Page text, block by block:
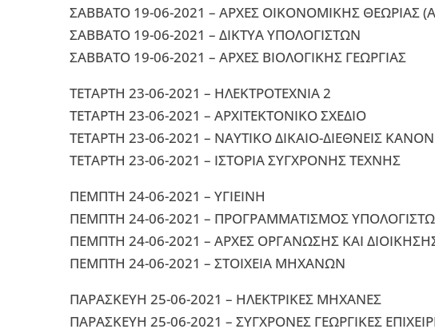
ΣΑΒΒΑΤΟ 19-06-2021 – ΑΡΧΕΣ ΟΙΚΟΝΟΜΙΚΗΣ ΘΕΩΡΙΑΣ
ΣΑΒΒΑΤΟ 19-06-2021 – ΔΙΚΤΥΑ ΥΠΟΛΟΓΙΣΤΩΝ
ΣΑΒΒΑΤΟ 19-06-2021 – ΑΡΧΕΣ ΒΙΟΛΟΓΙΚΗΣ ΓΕΩΡΓΙΑΣ
ΤΕΤΑΡΤΗ 23-06-2021 – ΗΛΕΚΤΡΟΤΕΧΝΙΑ 2
ΤΕΤΑΡΤΗ 23-06-2021 – ΑΡΧΙΤΕΚΤΟΝΙΚΟ ΣΧΕΔΙΟ
ΤΕΤΑΡΤΗ 23-06-2021 – ΝΑΥΤΙΚΟ ΔΙΚΑΙΟ-ΔΙΕΘΝΕΙΣ
ΤΕΤΑΡΤΗ 23-06-2021 – ΙΣΤΟΡΙΑ ΣΥΓΧΡΟΝΗΣ ΤΕΧΝΗΣ
ΠΕΜΠΤΗ 24-06-2021 – ΥΓΙΕΙΝΗ
ΠΕΜΠΤΗ 24-06-2021 – ΠΡΟΓΡΑΜΜΑΤΙΣΜΟΣ
ΠΕΜΠΤΗ 24-06-2021 – ΑΡΧΕΣ ΟΡΓΑΝΩΣΗΣ ΚΑΙ
ΠΕΜΠΤΗ 24-06-2021 – ΣΤΟΙΧΕΙΑ ΜΗΧΑΝΩΝ
ΠΑΡΑΣΚΕΥΗ 25-06-2021 – ΗΛΕΚΤΡΙΚΕΣ ΜΗΧΑΝΕΣ
ΠΑΡΑΣΚΕΥΗ 25-06-2021 – ΣΥΓΧΡΟΝΕΣ ΓΕΩΡΓΙΚΕΣ